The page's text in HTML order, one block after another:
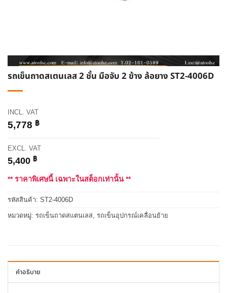
รถเข็นถาดสเตนเลส 2 ชั้น มือจับ 2 ข้าง ล้อยาง ST2-4006D
INCL. VAT
5,778 ฿
EXCL. VAT
5,400 ฿
** ราคาพิเศษนี้ เฉพาะในสต็อกเท่านั้น **
รหัสสินค้า: ST2-4006D
หมวดหมู่: รถเข็นถาดสแตนเลส, รถเข็นอุปกรณ์เคลื่อนย้าย
คำอธิบาย